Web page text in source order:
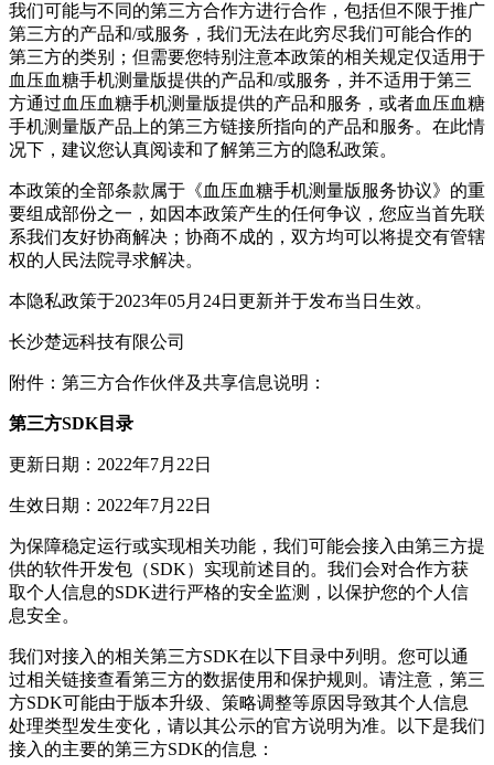
我们可能与不同的第三方合作方进行合作，包括但不限于推广
第三方的产品和/或服务，我们无法在此穷尽我们可能合作的
第三方的类别；但需要您特别注意本政策的相关规定仅适用于
血压血糖手机测量版提供的产品和/或服务，并不适用于第三
方通过血压血糖手机测量版提供的产品和服务，或者血压血糖
手机测量版产品上的第三方链接所指向的产品和服务。在此情
况下，建议您认真阅读和了解第三方的隐私政策。
本政策的全部条款属于《血压血糖手机测量版服务协议》的重
要组成部份之一，如因本政策产生的任何争议，您应当首先联
系我们友好协商解决；协商不成的，双方均可以将提交有管辖
权的人民法院寻求解决。
本隐私政策于2023年05月24日更新并于发布当日生效。
长沙楚远科技有限公司
附件：第三方合作伙伴及共享信息说明：
第三方SDK目录
更新日期：2022年7月22日
生效日期：2022年7月22日
为保障稳定运行或实现相关功能，我们可能会接入由第三方提
供的软件开发包（SDK）实现前述目的。我们会对合作方获
取个人信息的SDK进行严格的安全监测，以保护您的个人信
息安全。
我们对接入的相关第三方SDK在以下目录中列明。您可以通
过相关链接查看第三方的数据使用和保护规则。请注意，第三
方SDK可能由于版本升级、策略调整等原因导致其个人信息
处理类型发生变化，请以其公示的官方说明为准。以下是我们
接入的主要的第三方SDK的信息：